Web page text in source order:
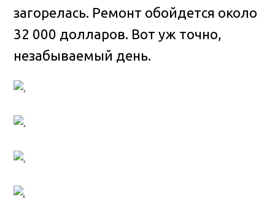
загорелась. Ремонт обойдется около
32 000 долларов. Вот уж точно,
незабываемый день.